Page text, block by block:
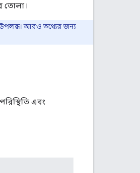
তোলা।
উপলব্ধ। আরও তথ্যের জন্য
এবং